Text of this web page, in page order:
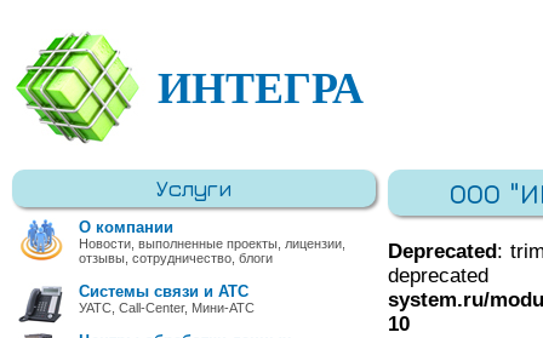
ИНТЕГРА
Услуги
О компании
Новости, выполненные проекты, лицензии,
отзывы, сотрудничество, блоги
Системы связи и АТС
УАТС, Call-Center, Мини-АТС
ООО
Deprecated:
system.ru/
10